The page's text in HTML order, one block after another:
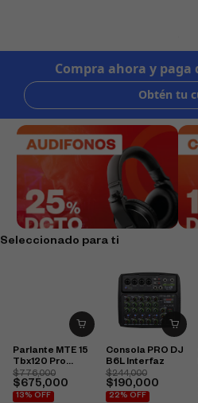
Seleccionado para ti
Parlante MTE 15
Tbx120 Pro
2400W
$776,000
$675,000
13% OFF
Consola PRO DJ
B6L Interfaz
$244,000
$190,000
22% OFF